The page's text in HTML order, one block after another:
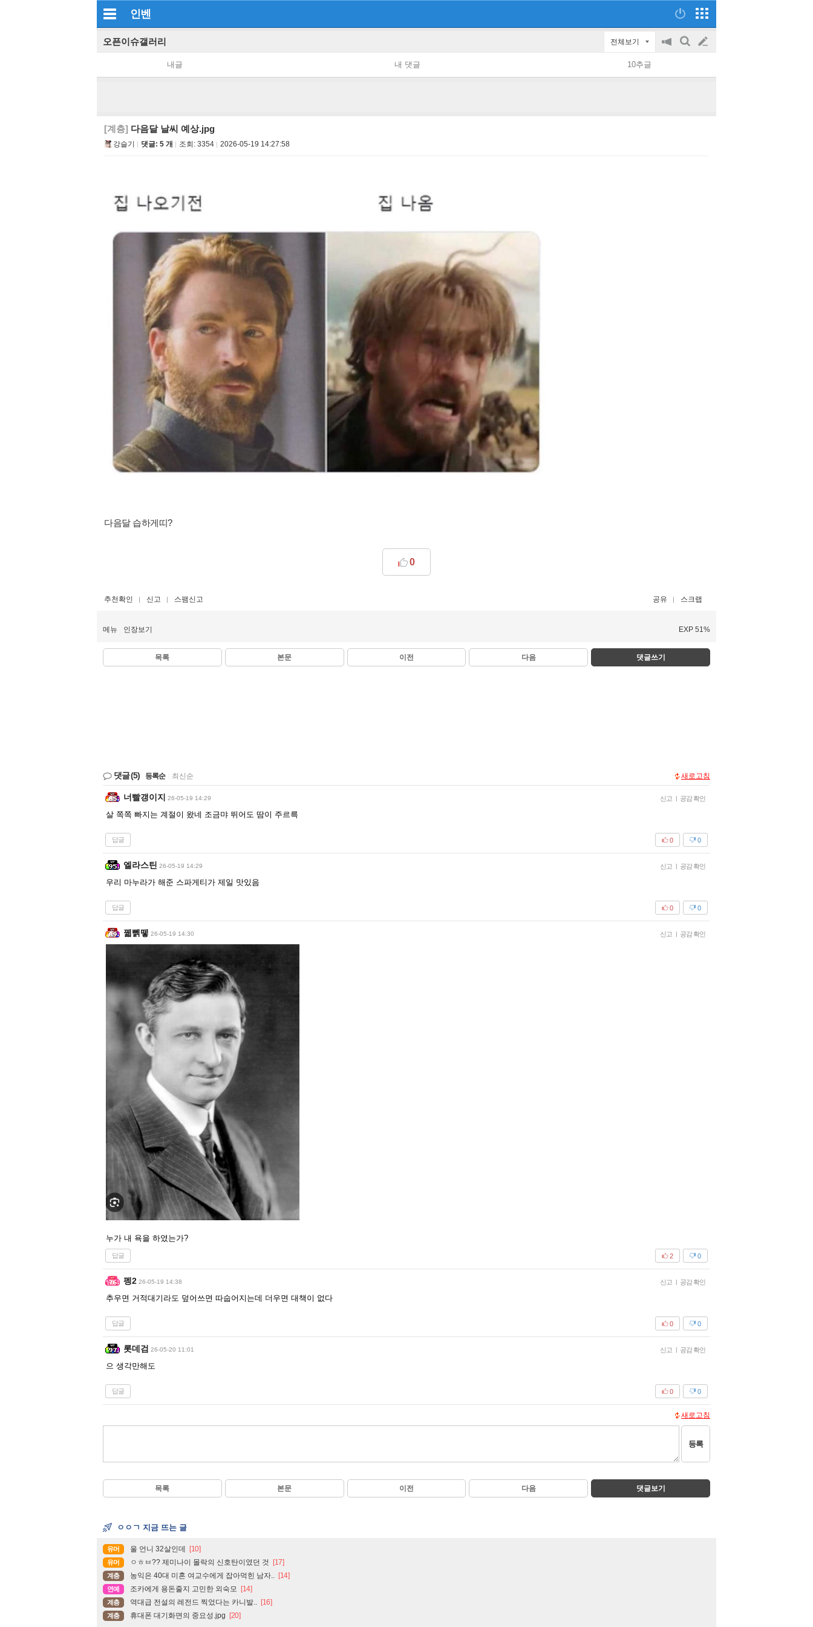
인벤
오픈이슈갤러리 전체보기
공
on/off
검
글
쓰
내글 내 댓글 10추글
[계층] 다음달 날씨 예상.jpg
강슬기 댓글: 5 개 조회: 3354 2026-05-19 14:27:58
다음달 습하게띠?
0
추천확인 신고 스팸신고 공유 스크랩
메뉴 인장보기 EXP 51%
목록 본문 이전 다음 댓글쓰기
댓글(5) 등록순 최신순 새로고침
너빨갱이지 26-05-19 14:29 신고 | 공감 확인
살 쪽쪽 빠지는 계절이 왔네 조금먀 뛰어도 땀이 주르륵
답글 0
0
엘라스틴 26-05-19 14:29 신고 | 공감 확인
우리 마누라가 해준 스파게티가 제일 맛있음
답글 0
0
꿻뻵뗗 26-05-19 14:30 신고 | 공감 확인
누가 내 욕을 하였는가?
답글 0
2
펭2 26-05-19 14:38 신고 | 공감 확인
추우면 거적대기라도 덮어쓰면 따숩어지는데 더우면 대책이 없다
답글 0
0
롯데검 26-05-20 11:01 신고 | 공감 확인
으 생각만해도
답글 0
0
새로고침
등록
목록 본문 이전 다음 댓글보기
ㅇㅇㄱ 지금 뜨는 글
유머 울 언니 32살인데 [10]
유머 ㅇㅎㅂ?? 제미나이 몰락의 신호탄이였던 것 [17]
계층 농익은 40대 미혼 여교수에게 잡아먹힌 남자.. [14]
연예 조카에게 용돈줄지 고민한 외숙모 [14]
계층 역대급 전설의 레전드 찍었다는 카니발.. [16]
계층 휴대폰 대기화면의 중요성.jpg [20]